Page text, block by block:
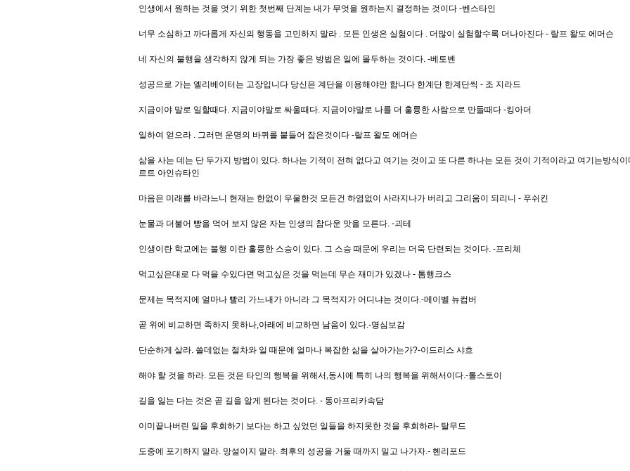
인생에서 원하는 것을 엇기 위한 첫번째 단계는 내가 무엇을 원하는지 결정하는 것이다 -벤스타인
너무 소심하고 까다롭게 자신의 행동을 고민하지 말라 . 모든 인생은 실험이다 . 더많이 실험할수록 더나아진다 - 랄프 왈도 에머슨
네 자신의 불행을 생각하지 않게 되는 가장 좋은 방법은 일에 몰두하는 것이다. -베토벤
성공으로 가는 엘리베이터는 고장입니다 당신은 계단을 이용해야만 합니다 한계단 한계단씩 - 조 지라드
지금이야 말로 일할때다. 지금이야말로 싸울때다. 지금이야말로 나를 더 훌륭한 사람으로 만들때다 -킹아더
일하여 얻으라 . 그러면 운명의 바퀴를 붙들어 잡은것이다 -랄프 왈도 에머슨
삶을 사는 데는 단 두가지 방법이 있다. 하나는 기적이 전혀 없다고 여기는 것이고 또 다른 하나는 모든 것이 기적이라고 여기는방식이
르트 아인슈타인
마음은 미래를 바라느니 현재는 한없이 우울한것 모든건 하염없이 사라지나가 버리고 그리움이 되리니 - 푸쉬킨
눈물과 더불어 빵을 먹어 보지 않은 자는 인생의 참다운 맛을 모른다. -괴테
인생이란 학교에는 불행 이란 훌륭한 스승이 있다. 그 스승 때문에 우리는 더욱 단련되는 것이다. -프리체
먹고싶은대로 다 먹을 수있다면 먹고싶은 것을 먹는데 무슨 재미가 있겠나 - 톰행크스
문제는 목적지에 얼마나 빨리 가느내가 아니라 그 목적지가 어디냐는 것이다.-메이벨 뉴컴버
곧 위에 비교하면 족하지 못하나,아래에 비교하면 남음이 있다.-명심보감
단순하게 살라. 쓸데없는 절차와 일 때문에 얼마나 복잡한 삶을 살아가는가?-이드리스 샤흐
해야 할 것을 하라. 모든 것은 타인의 행복을 위해서,동시에 특히 나의 행복을 위해서이다.-톨스토이
길을 잃는 다는 것은 곧 길을 알게 된다는 것이다. - 동아프리카속담
이미끝나버린 일을 후회하기 보다는 하고 싶었던 일들을 하지못한 것을 후회하라- 탈무드
도중에 포기하지 말라. 망설이지 말라. 최후의 성공을 거둘 때까지 밀고 나가자.- 헨리포드